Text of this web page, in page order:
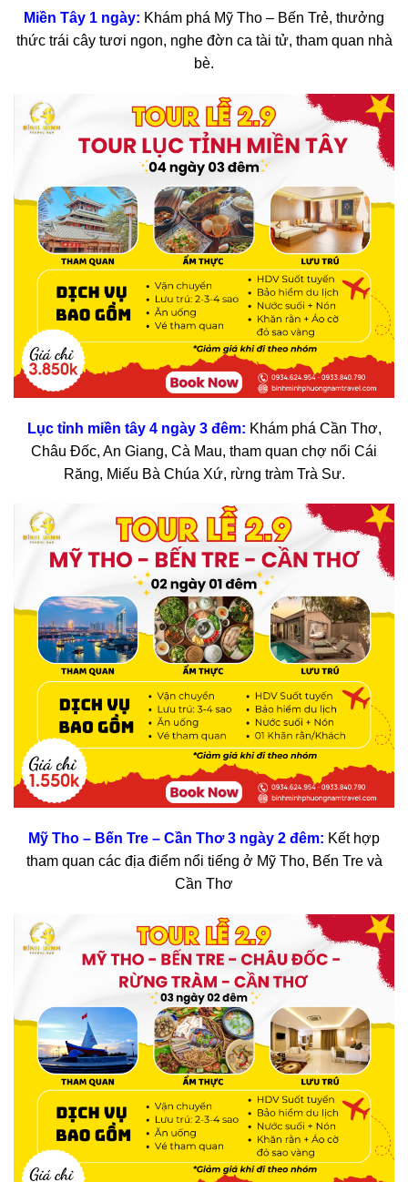
Miền Tây 1 ngày: Khám phá Mỹ Tho – Bến Trẻ, thưởng
thức trái cây tươi ngon, nghe đờn ca tài tử, tham quan nhà
bè.
Lục tỉnh miền tây 4 ngày 3 đêm: Khám phá Cần Thơ,
Châu Đốc, An Giang, Cà Mau, tham quan chợ nổi Cái
Răng, Miếu Bà Chúa Xứ, rừng tràm Trà Sư.
Mỹ Tho – Bến Tre – Cần Thơ 3 ngày 2 đêm: Kết hợp
tham quan các địa điểm nổi tiếng ở Mỹ Tho, Bến Tre và
Cần Thơ